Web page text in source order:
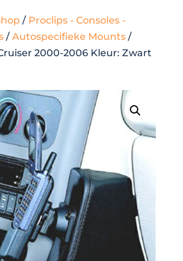
/ Proclips - Consoles -
/ Autospecifieke Mounts/
2000-2006 Kleur: Zwart